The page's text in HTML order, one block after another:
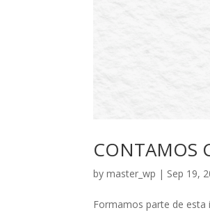
CONTAMOS
bymaster_wp | Sep 19,
Formamos parte de esta